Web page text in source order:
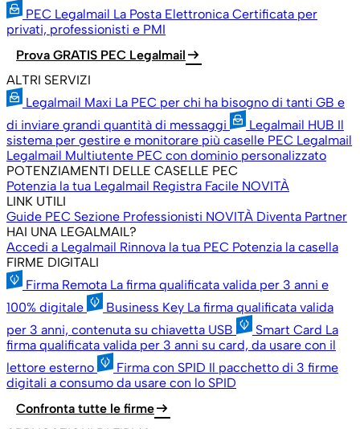
PEC Legalmail La Posta Elettronica Certificata per
privati, professionisti e PMI
Prova GRATIS PEC Legalmail arrow_right_alt
ALTRI SERVIZI
Legalmail Maxi La PEC per chi ha bisogno di tanti GB e
di inviare grandi quantità di messaggi
Legalmail HUB Il
sistema per gestire e monitorare più caselle PEC Legalmail
Legalmail Multiutente PEC con dominio personalizzato
POTENZIAMENTI DELLE CASELLE PEC
Potenzia la tua Legalmail Registra Facile NOVITÀ
LINK UTILI
Guide PEC Sezione Professionisti NOVITÀ Diventa Partner
HAI UNA LEGALMAIL?
Accedi a Legalmail Rinnova la tua PEC Potenzia la casella
FIRME DIGITALI
Firma Remota La firma qualificata valida per 3 anni e
100% digitale
Business Key La firma qualificata valida
per 3 anni, contenuta su chiavetta USB
Smart Card La
firma qualificata valida per 3 anni su card, da usare con il
lettore esterno
Firma con SPID Il pacchetto di 3 firme
digitali a consumo da usare con lo SPID
Confronta tutte le firmearrow_right_alt